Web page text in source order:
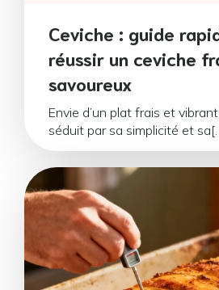
Ceviche : guide
réussir un ceviche
savoureux
Envie d’un plat frais et
séduit par sa simplicité et